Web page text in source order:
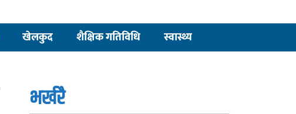
खेलकुद शैक्षिक गतिविधि स्वास्थ्य
भर्खरै